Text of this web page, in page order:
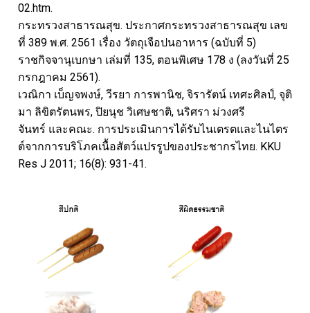
02.htm.
กระทรวงสาธารณสุข. ประกาศกระทรวงสาธารณสุข เลข
ที่ 389 พ.ศ. 2561 เรื่อง วัตถุเจือปนอาหาร (ฉบับที่ 5)
ราชกิจจานุเบกษา เล่มที่ 135, ตอนพิเศษ 178 ง (ลงวันที่ 25
กรกฎาคม 2561).
เวณิกา เบ็ญจพงษ์, วีรยา การพานิช, จิรารัตน์ เทศะศิลป์, จุติ
มา ลิขิตรัตนพร, ปิยนุช วิเศษชาติ, นริศรา ม่วงศรี
จันทร์ และคณะ. การประเมินการได้รับไนเตรตและไนไตร
ต์จากการบริโภคเนื้อสัตว์แปรรูปของประชากรไทย. KKU
Res J 2011; 16(8): 931-41.